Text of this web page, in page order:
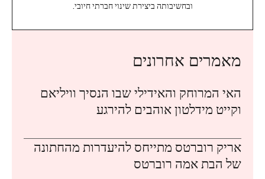
ובחשיבותה ביצירת שינוי חברתי חיובי.
מאמרים אחרונים
האי המרוחק והאידילי שבו הנסיך וויליאם
וקייט מידלטון אוהבים להירגע
אריק רוברטס מתייחס להיעדרות מהחתונה
של הבת אמה רוברטס